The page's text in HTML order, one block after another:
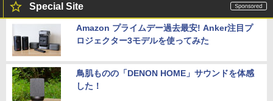
Special Site
Amazon プライムデー過去最安! Anker注目プ
ロジェクター3モデルを使ってみた
鳥肌ものの「DENON HOME」サウンドを体感
した！